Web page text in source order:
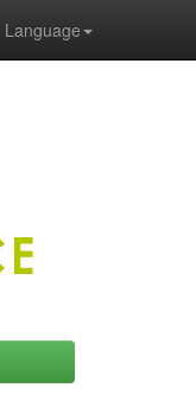
Language